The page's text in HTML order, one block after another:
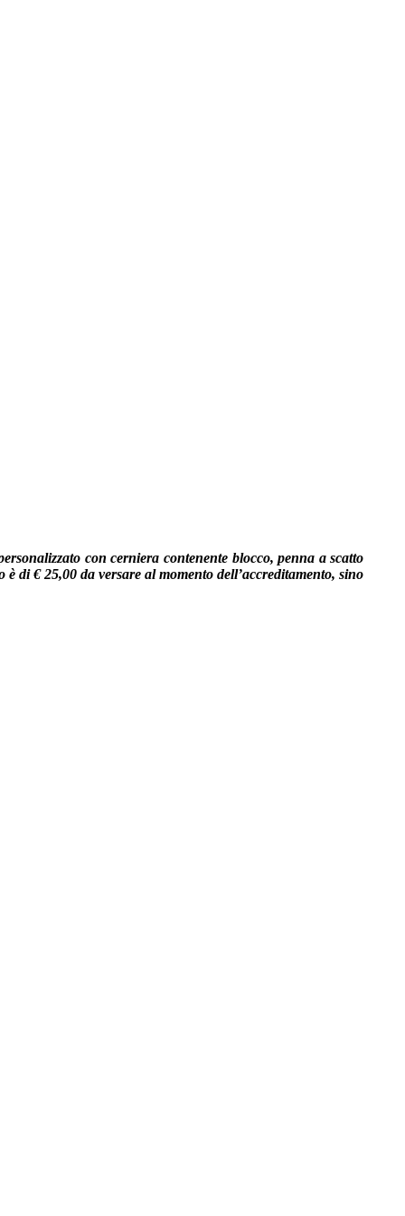
con cerniera contenente blocco, penna a scatto
di € 25,00 da versare al momento dell’accreditamento, sino